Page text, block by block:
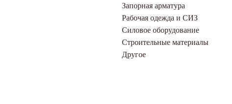
Запорная арматура
Рабочая одежда и СИЗ
Силовое оборудование
Строительные материалы
Другое